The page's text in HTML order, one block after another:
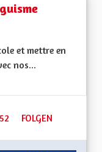
et mettre en
nos...
52 52 FOLLOWER
FOLGEN
PARTENARIAT